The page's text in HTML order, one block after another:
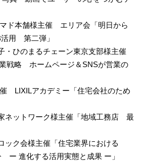
ド本舗様主催 エリア会「明日から
用 第二弾」
ひのまるチェーン東京支部様主催
業戦略 ホームページ＆SNSが営業の
LIXILアカデミー「住宅会社のため
ネットワーク様主催「地域工務店 最
ク会様主催「住宅業界における
ー 進化する活用実態と成果 ー」